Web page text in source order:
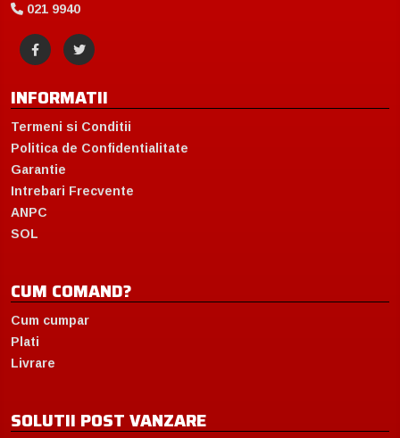
021 9940
INFORMATII
Termeni si Conditii
Politica de Confidentialitate
Garantie
Intrebari Frecvente
ANPC
SOL
CUM COMAND?
Cum cumpar
Plati
Livrare
SOLUTII POST VANZARE